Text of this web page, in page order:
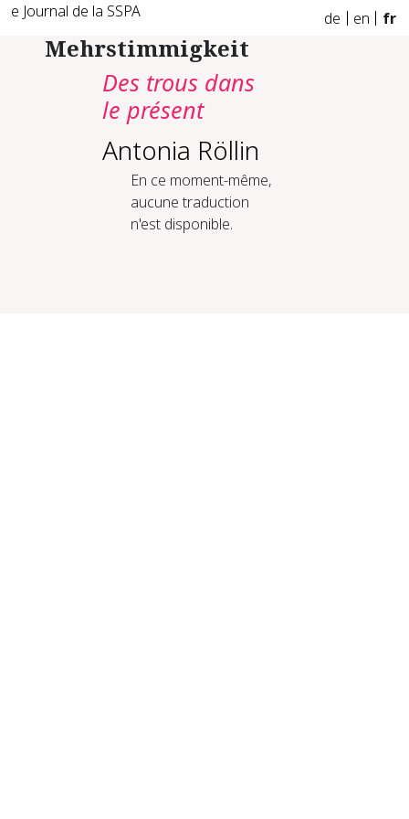
e Journal de la SSPA de en fr
Mehrstimmigkeit
Des trous dans
le présent
Antonia Röllin
En ce moment-même,
aucune traduction
n'est disponible.